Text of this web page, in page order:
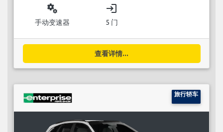
miscellaneous_services
手动变速器
login
5 门
查看详情...
旅行轿车